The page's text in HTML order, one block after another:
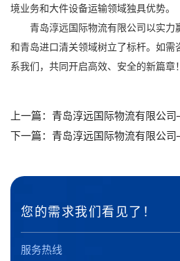
境业务和大件设备运输领域独具优势。
青岛淳远国际物流有限公司以实
和青岛进口清关领域树立了标杆。如
系我们，共同开启高效、安全的新篇章！
上一篇： 青岛淳远国际物流有限公司——您的全球物
下一篇： 青岛淳远国际物流有限公司——专业青岛货代与出口报关
您的需求我们看见了！
服务热线